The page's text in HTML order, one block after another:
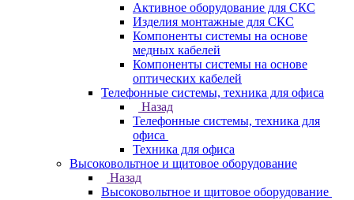
Активное оборудование для СКС
Изделия монтажные для СКС
Компоненты системы на основе
медных кабелей
Компоненты системы на основе
оптических кабелей
Телефонные системы, техника для офиса
Назад
Телефонные системы, техника для
офиса
Техника для офиса
Высоковольтное и щитовое оборудование
Назад
Высоковольтное и щитовое оборудование